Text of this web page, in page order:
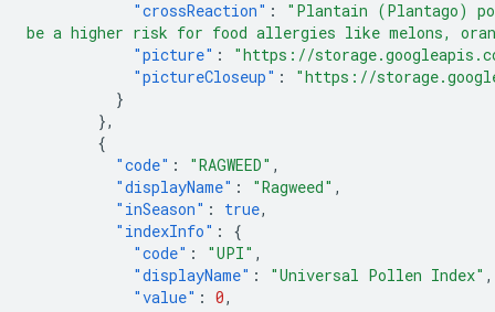
"crossReaction" :
"Plantain (Plantago)
be a higher risk for food allergies like melons,
"picture" :
"https://
"pictureCloseup" :
"https://
}
},
{
"code" : "RAGWEED" ,
"displayName" : "Ragweed" ,
"inSeason" : true,
"indexInfo" :
{
"code" : "UPI" ,
"displayName" : "Universal Pollen Index" ,
"value" : 0,